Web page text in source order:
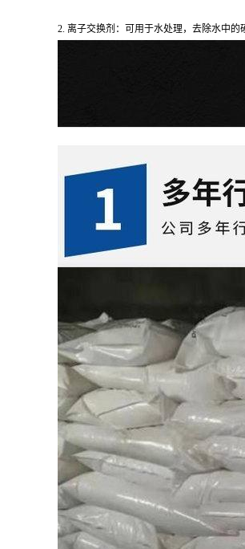
2. 离子交换剂：可用于水处理，去除水中的